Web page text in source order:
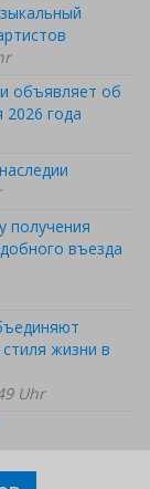
объявляет об
2026 года
получения
въезда
жизни в
Uhr